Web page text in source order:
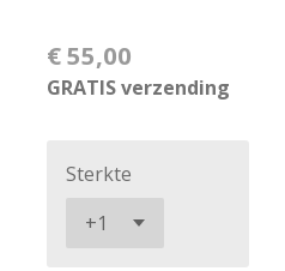
€ 55,00
GRATIS verzending
Sterkte